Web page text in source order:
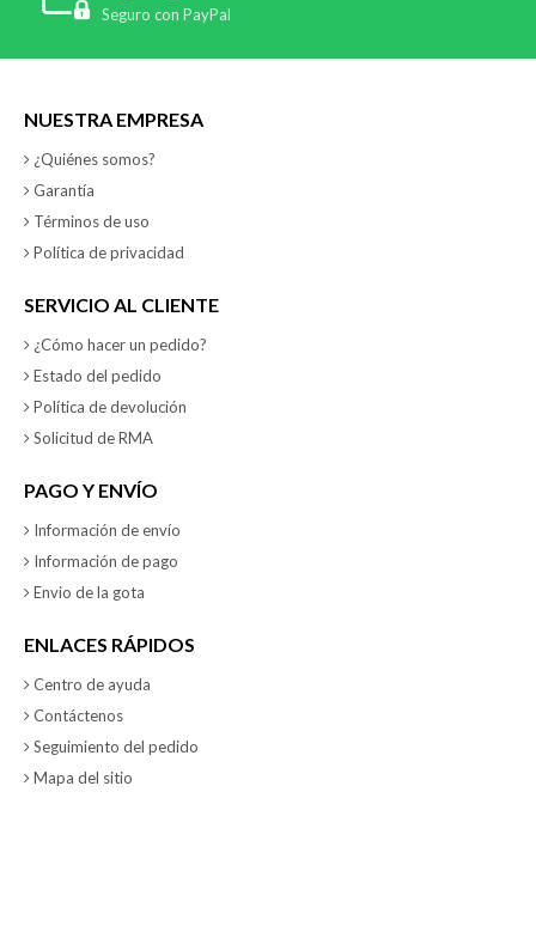
Seguro con PayPal
NUESTRA EMPRESA
¿Quiénes somos?
Garantía
Términos de uso
Política de privacidad
SERVICIO AL CLIENTE
¿Cómo hacer un pedido?
Estado del pedido
Política de devolución
Solicitud de RMA
PAGO Y ENVÍO
Información de envío
Información de pago
Envio de la gota
ENLACES RÁPIDOS
Centro de ayuda
Contáctenos
Seguimiento del pedido
Mapa del sitio